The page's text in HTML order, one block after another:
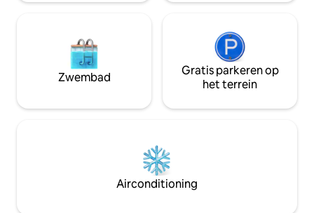
Zwembad
Gratis parkeren op
het terrein
Airconditioning